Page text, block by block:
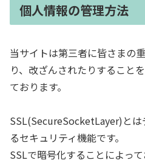
個人情報の管理方法
当サイトは第三者に皆さまの
り、改ざんされたりすること
ております。
SSL(SecureSocketLayer)と
るセキュリティ機能です。
SSLで暗号化することによっ